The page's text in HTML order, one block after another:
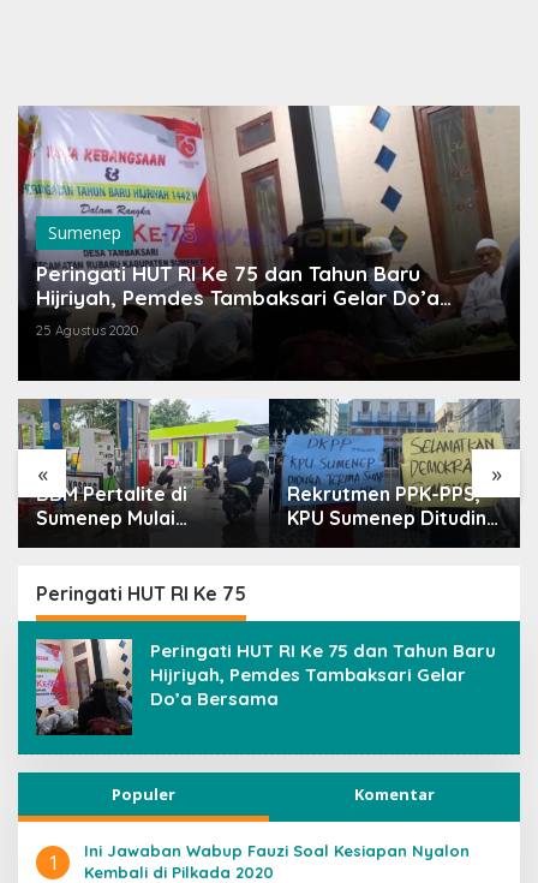
Sumenep
Peringati HUT RI Ke 75 dan Tahun Baru
Hijriyah, Pemdes Tambaksari Gelar Do’a
Bersama
25 Agustus 2020
« »
Rekrutmen PPK-PPS,
KPU Sumenep Dituding
Terima Suap
Perkuat
Ketua DPR RI
Peringati HUT RI Ke 75
Peringati HUT RI Ke 75 dan Tahun Baru
Hijriyah, Pemdes Tambaksari Gelar
Do’a Bersama
Populer Komentar
1
Ini Jawaban Wabup Fauzi Soal Kesiapan Nyalon
Kembali di Pilkada 2020